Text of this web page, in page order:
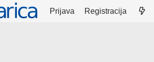
Prijava Registracija